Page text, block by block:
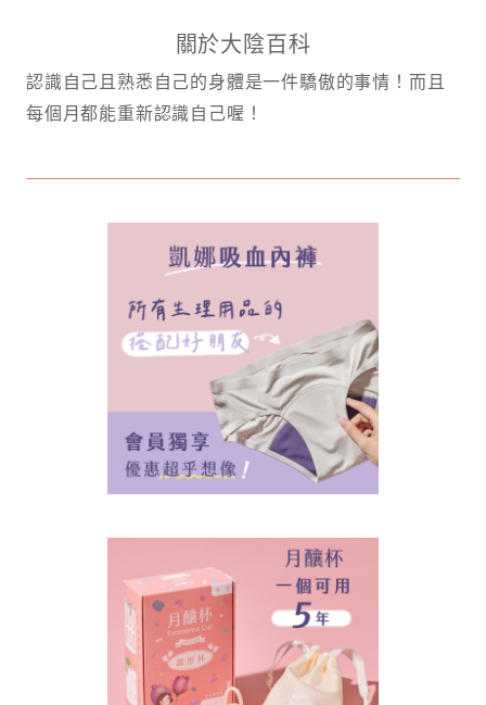
關於大陰百科
認識自己且熟悉自己的身體是一件驕傲的事情！而且
每個月都能重新認識自己喔！